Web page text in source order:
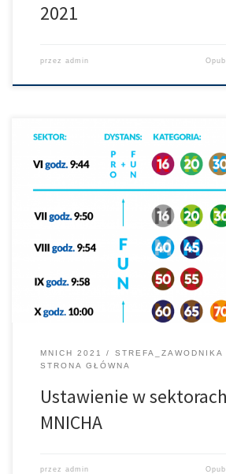
2021
przez admin
Sektory FUN oraz sektor kobiecy na MNICHA:
MNICH 2021
STREFA_ZAWODNIKA
STRONA GŁÓWNA
Ustawienie w
MNICHA
przez admin